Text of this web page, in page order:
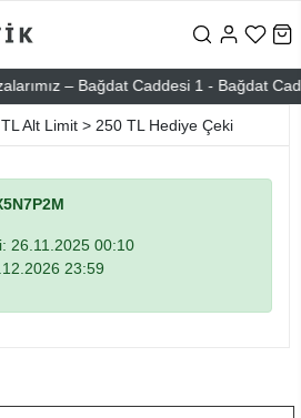
– Bağdat Caddesi 1 - Bağdat
Alt Limit > 250 TL Hediye Çeki
26.11.2025 00:10
23:59